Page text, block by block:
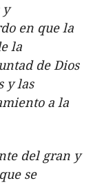
y
en que la
la
de Dios
y las
a la
del gran y
se